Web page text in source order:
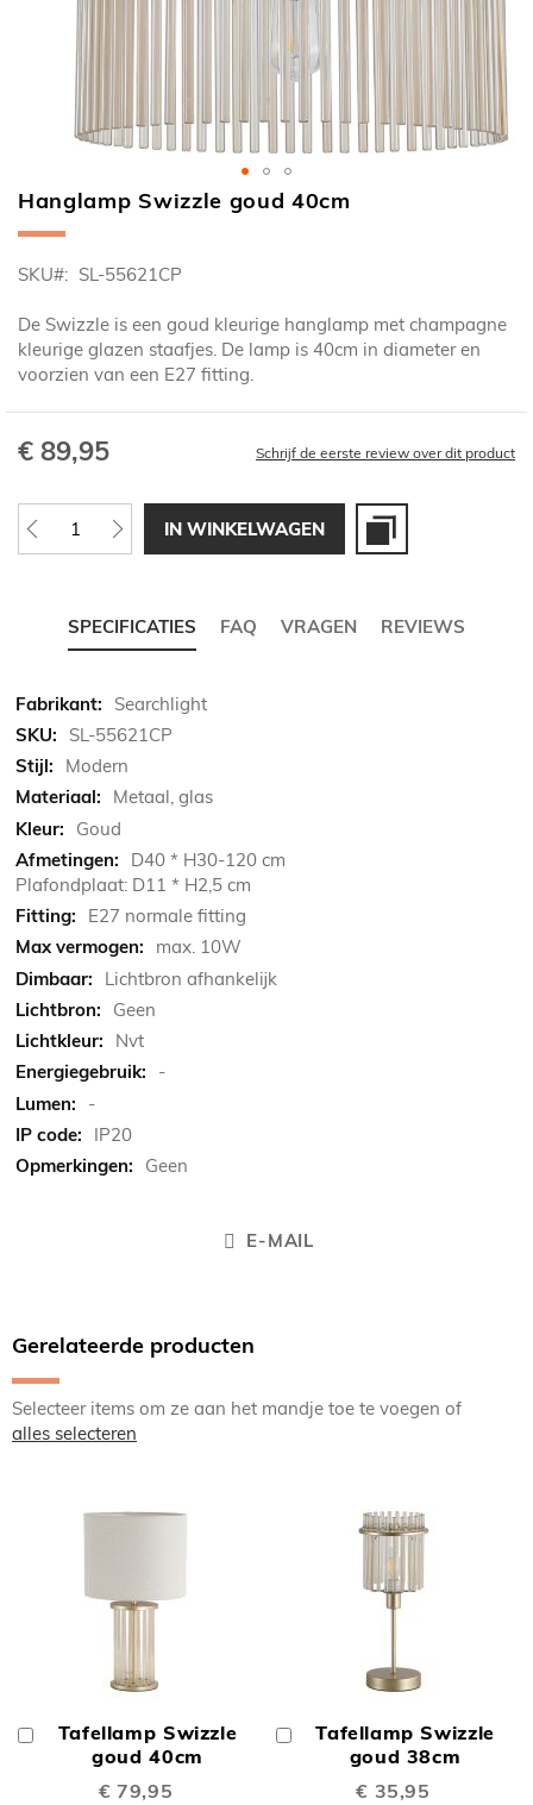
Ga
naar
begin
de
afbeeldingen-
gallerij
Hanglamp Swizzle goud 40cm
SKU SL-55621CP
De Swizzle is een goud kleurige hanglamp met champagne
kleurige glazen staafjes. De lamp is 40cm in diameter en
voorzien van een E27 fitting.
€ 89,95 Schrijf de eerste review over dit product
IN WINKELWAGEN
SPECIFICATIES FAQ VRAGEN REVIEWS
Meer
informatie
Searchlight
SL-55621CP
Modern
Metaal, glas
Goud
D40 * H30-120 cm
Plafondplaat: D11 * H2,5 cm
E27 normale fitting
max. 10W
Lichtbron afhankelijk
Geen
Nvt
-
-
IP20
Geen
E-MAIL
Gerelateerde producten
Selecteer items om ze aan het mandje toe te voegen of
alles selecteren
Tafellamp Swizzle
goud 40cm
€ 79,95
Winkelwagen
Tafellamp Swizzle
goud 38cm
€ 35,95
Winkelwagen